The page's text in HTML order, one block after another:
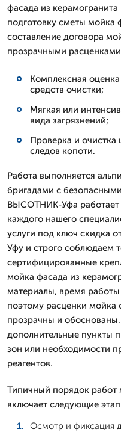
фасада из
подготовку сметы мойка
составление договора
прозрачными
Комплексная
средств очистки;
Мягкая или
вида загрязнений;
Проверка и очистка
следов копоти.
Работа выполняется
бригадами с
ВЫСОТНИК-Уфа работает
каждого нашего
услуги под ключ скидка
Уфу и строго соблюдаем
сертифицированные
мойка фасада из
материалы, время
поэтому расценки мойка
прозрачны и
дополнительные пункты
зон или необходимости
реагентов.
Типичный порядок работ
включает следующие
Осмотр и фиксация